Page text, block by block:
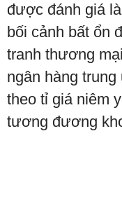
được đánh giá
bối cảnh bất ổn
tranh thương
ngân hàng
theo tỉ giá niêm
tương đương